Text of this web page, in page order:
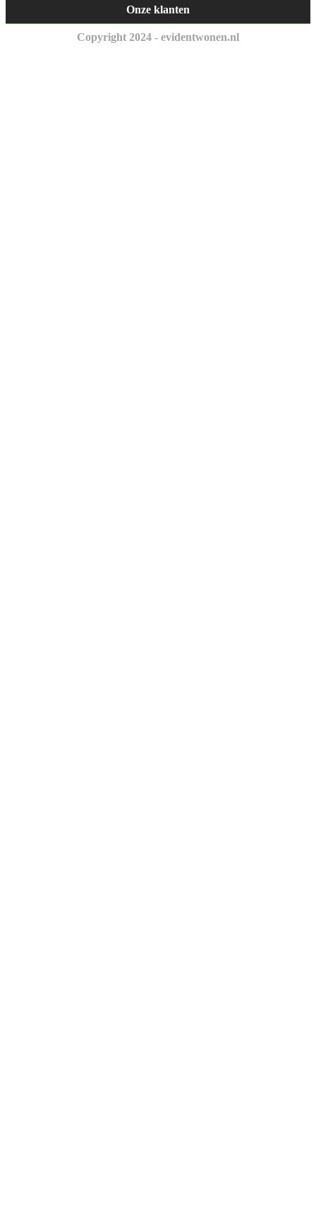
Onze klanten
Copyright 2024 - evidentwonen.nl